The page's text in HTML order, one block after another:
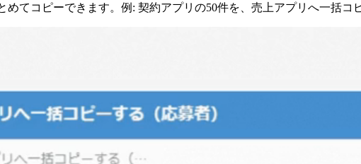
てコピーできます。例: 契約アプリの50件を、売上アプリへ一括コ